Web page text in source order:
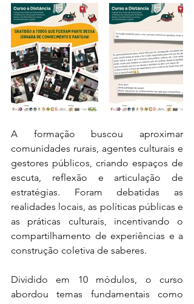
A formação buscou aproximar
comunidades rurais, agentes culturais e
gestores públicos, criando espaços de
escuta, reflexão e articulação de
estratégias. Foram debatidas as
realidades locais, as políticas públicas e
as práticas culturais, incentivando o
compartilhamento de experiências e a
construção coletiva de saberes.
Dividido em 10 módulos, o curso
abordou temas fundamentais como